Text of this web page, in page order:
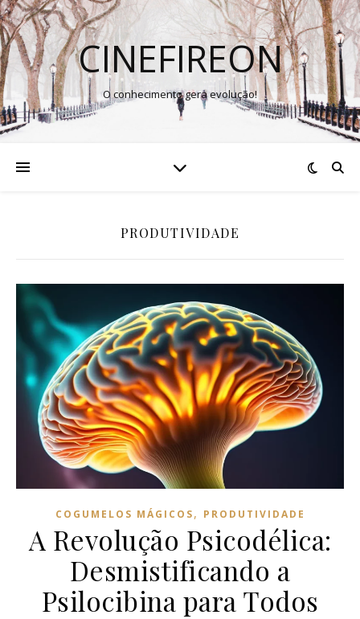
CINEFIREON
O conhecimento gera evolução!
PRODUTIVIDADE
COGUMELOS MÁGICOS, PRODUTIVIDADE
A Revolução Psicodélica:
Desmistificando a
Psilocibina para Todos